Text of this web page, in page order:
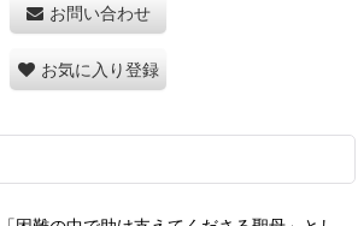
お問い合わせ
お気に入り登録